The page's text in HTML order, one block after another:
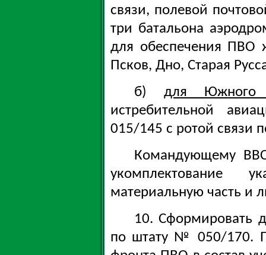
связи, полевой
три батальона
для обеспечения ПВО
Псков, Дно, Старая
б) для
истребительной
015/145 с ротой связи
Командующему
укомплектование
материальную часть и
10. Сформировать
по штату № 050/170.